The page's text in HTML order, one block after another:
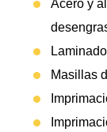
Acero y
Masillas